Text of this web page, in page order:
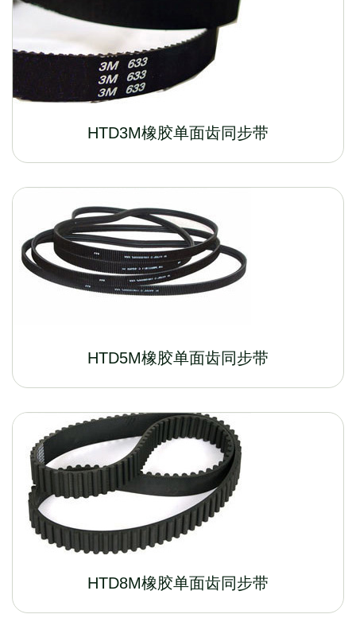
HTD3M橡胶单面齿同步带
HTD5M橡胶单面齿同步带
HTD8M橡胶单面齿同步带